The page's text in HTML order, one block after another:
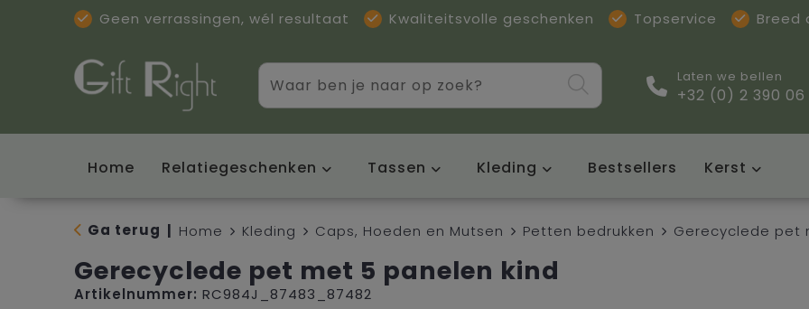
Geen verrassingen, wél resultaat Kwaliteitsvolle geschenken Topservice Breed
Laten we bellen
+32 (0) 2 390 06
Home Relatiegeschenken Tassen Kleding Bestsellers Kerst
Ga terug Home Kleding Caps, Hoeden en Mutsen Petten bedrukken Gerecyclede pet
Gerecyclede pet met 5 panelen kind
Artikelnummer: RC984J_87483_87482